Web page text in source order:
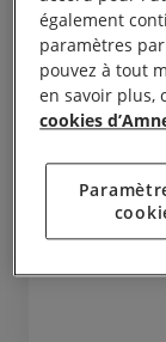
je
précise
son
porté
également
paramètres
pouvez à tout
en savoir plus,
cookies